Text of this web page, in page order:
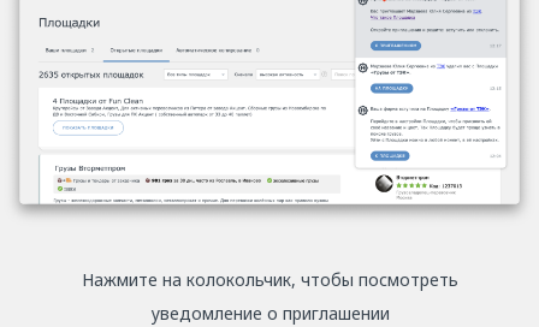
Нажмите на колокольчик, чтобы посмотреть
уведомление о приглашении